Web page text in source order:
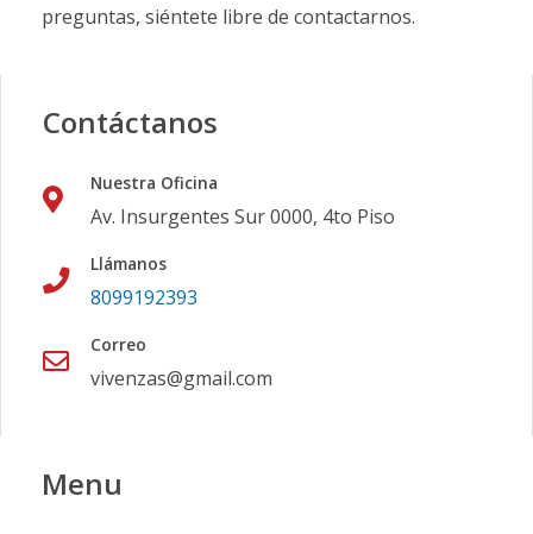
preguntas, siéntete libre de contactarnos.
Contáctanos
Nuestra Oficina
Av. Insurgentes Sur 0000, 4to Piso
Llámanos
8099192393
Correo
vivenzas@gmail.com
Menu